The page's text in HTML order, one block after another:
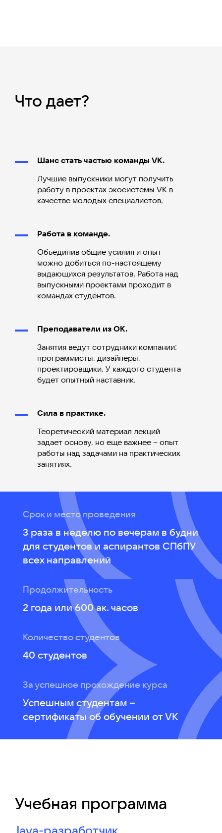
Что дает?
Шанс стать частью команды VK.
Лучшие выпускники могут получить
работу в проектах экосистемы VK в
качестве молодых специалистов.
Работа в команде.
Объединив общие усилия и опыт
можно добиться по-настоящему
выдающихся результатов. Работа над
выпускными проектами проходит в
командах студентов.
Преподаватели из ОК.
Занятия ведут сотрудники компании:
программисты, дизайнеры,
проектировщики. У каждого студента
будет опытный наставник.
Сила в практике.
Теоретический материал лекций
задает основу, но еще важнее – опыт
работы над задачами на практических
занятиях.
Срок и место проведения
3 раза в неделю по вечерам в будни
для студентов и аспирантов СПбПУ
всех направлений
Продолжительность
2 года или 600 ак. часов
Количество студентов
40 студентов
За успешное прохождение курса
Успешным студентам –
сертификаты об обучении от VK
Учебная программа
Java-разработчик